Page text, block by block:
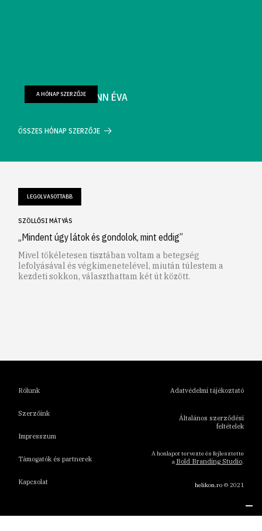
FARKAS WELLMANN ÉVA
A HÓNAP SZERZŐJE
ÖSSZES HÓNAP SZERZŐJE
LEGOLVASOTTABB
SZÖLLŐSI MÁTYÁS
„Mindent úgy látok és gondolok, mint eddig”
Mivel tökéletesen tisztában voltam a betegség
lefolyásával és végkimenetelével, miután túlestem a
kezdeti sokkon, választhattam két út között.
Rólunk
Szerzőink
Impresszum
Támogatók és partnerek
Kapcsolat
Adatvédelmi tájékoztató
Általános szerződési
feltételek
A honlapot tervezte és fejlesztette
a Bold Branding Studio.
helikon.ro© 2021